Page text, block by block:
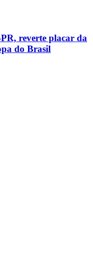
reverte placar da
do Brasil